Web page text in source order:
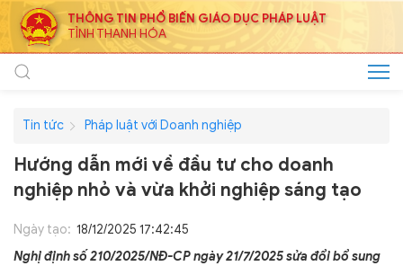
THÔNG TIN PHỔ BIẾN GIÁO DỤC PHÁP LUẬT
TỈNH THANH HÓA
Tin tức Pháp luật với Doanh nghiệp
Hướng dẫn mới về đầu tư cho doanh
nghiệp nhỏ và vừa khởi nghiệp sáng tạo
Ngày tạo: 18/12/2025 17:42:45
Nghị định số 210/2025/NĐ-CP ngày 21/7/2025 sửa đổi bổ sung